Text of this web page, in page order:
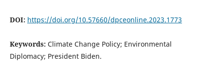
DOI: https://doi.org/10.57660/dpceonline.2023.1773
Keywords: Climate Change Policy; Environmental
Diplomacy; President Biden.